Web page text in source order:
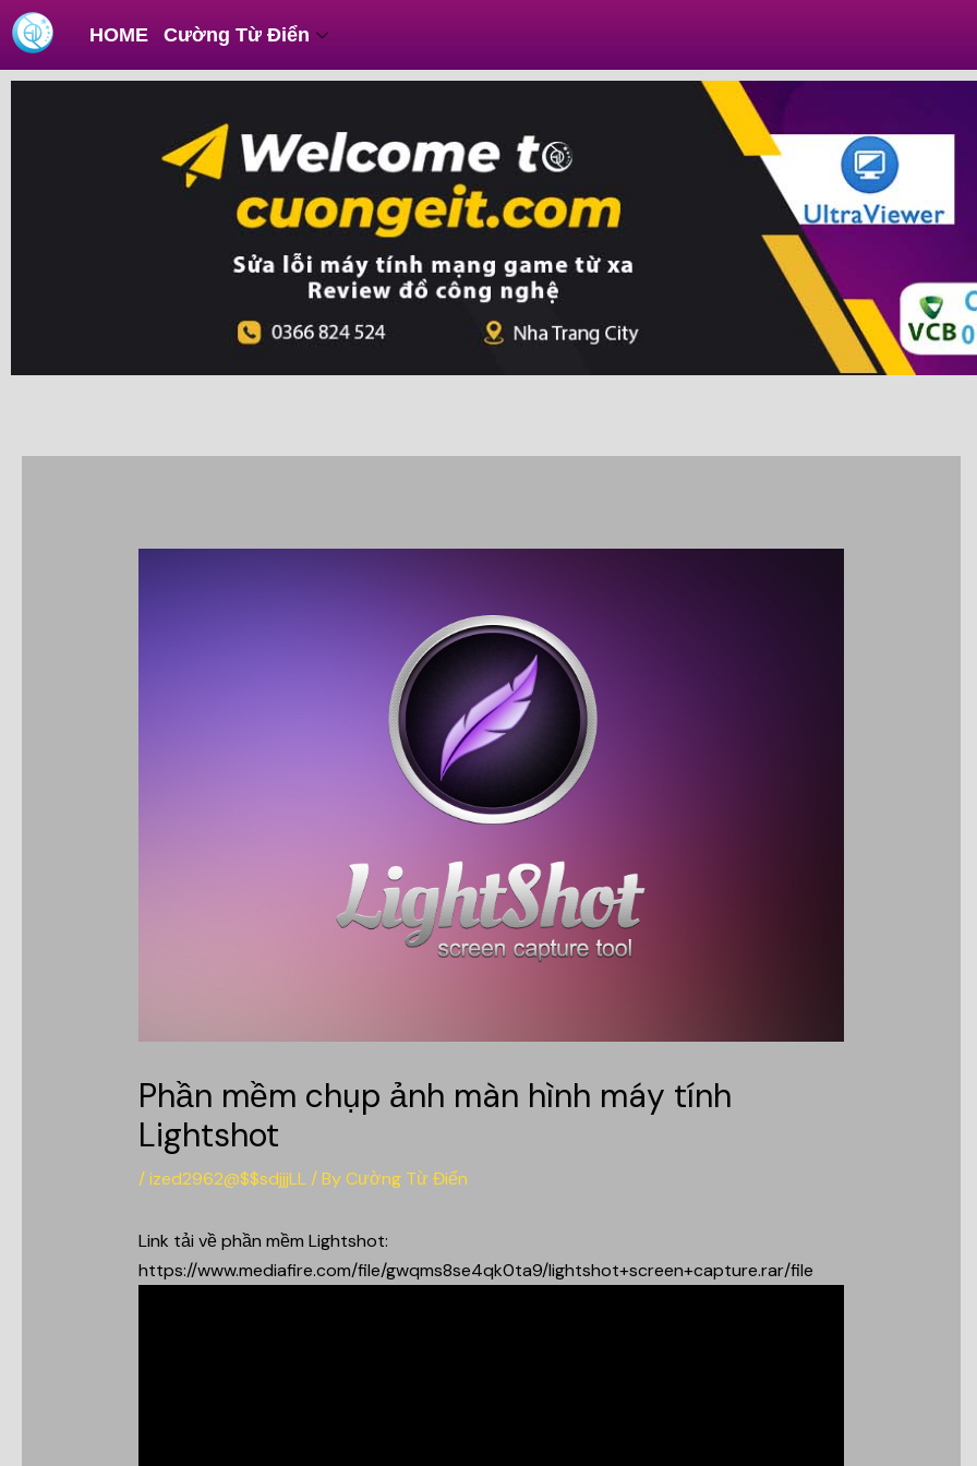
Skip
to
content
HOME Cường Từ Điển
Phần mềm chụp ảnh màn hình máy tính
Lightshot
/ized2962@$$sdjjjLL/ ByCường Từ Điển
Link tải về phần mềm Lightshot:
https://www.mediafire.com/file/gwqms8se4qk0ta9/lightshot+screen+capture.rar/file
Post
navigation